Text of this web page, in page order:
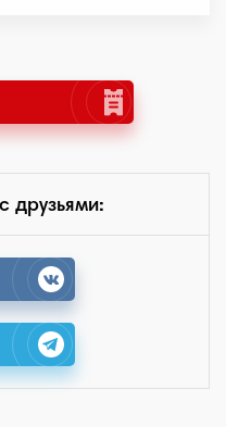
друзьями: